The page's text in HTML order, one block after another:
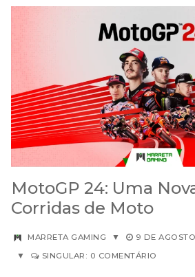
MotoGP 24: Uma
Corridas de Moto
MARRETA GAMING ▼ 9 DE
▼
SINGULAR: 0 COMENTÁRIO